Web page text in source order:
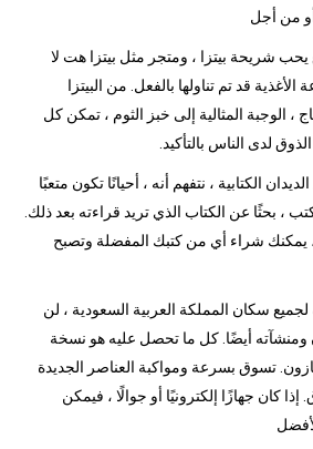
أو من أجل
يحب شريحة بيتزا ، ومتجر مثل بيتزا هت لا
قد تم تناولها بالفعل. من البيتزا
، الوجبة المثالية إلى خبز الثوم ، تمكن كل
لدى الناس بالتأكيد.
الكتابية ، نتفهم أنه ، أحيانًا تكون متعبًا
، بحثًا عن الكتاب الذي تريد قراءته بعد ذلك.
يمكنك شراء أي من كتبك المفضلة وتصبح
لجميع سكان المملكة العربية السعودية ، لن
أيضًا. كل ما تحصل عليه هو نسخة
تسوق بسرعة ومواكبة العناصر الجديدة
كان جهازًا إلكترونيًا أو جوالًا ، فيمكن